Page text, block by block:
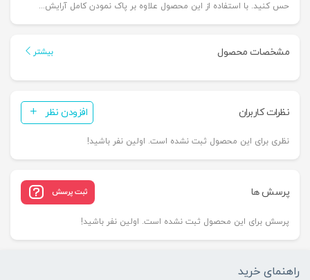
حس کنید. با استفاده از این محصول علاوه بر پاک نمودن کامل آرایش...
مشخصات محصول بیشتر
نظرات کاربران افزودن نظر
نظری برای این محصول ثبت نشده است. اولین نفر باشید!
پرسش ها ثبت پرسش
پرسش برای این محصول ثبت نشده است. اولین نفر باشید!
راهنمای خرید